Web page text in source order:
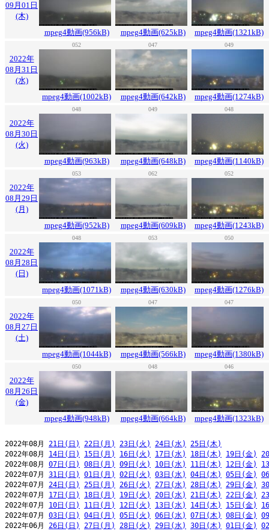
09月01日
(木)
mpeg4動画(956kB)
mpeg4動画(625kB) mpeg4動画(1321kB)
052 047 049
2022年
08月31日
(水)
mpeg4動画(1002kB)
mpeg4動画(642kB) mpeg4動画(1274kB)
048 049 048
2022年
08月30日
(火)
mpeg4動画(963kB)
mpeg4動画(648kB) mpeg4動画(1140kB)
053 062 052
2022年
08月29日
(月)
mpeg4動画(952kB)
mpeg4動画(609kB) mpeg4動画(1243kB)
048 053 050
2022年
08月28日
(日)
mpeg4動画(1071kB)
mpeg4動画(630kB) mpeg4動画(1276kB)
050 047 047
2022年
08月27日
(土)
mpeg4動画(1044kB)
mpeg4動画(566kB) mpeg4動画(1380kB)
050 048 046
2022年
08月26日
(金)
mpeg4動画(948kB)
mpeg4動画(664kB) mpeg4動画(1323kB)
2022年08月 21日(日) 22日(月) 23日(火) 24日(水)
25日(木)
2022年08月 14日(日) 15日(月) 16日(火) 17日(水) 18日(木) 19日(金)
2022年08月 07日(日) 08日(月) 09日(火) 10日(水) 11日(木) 12日(金)
2022年07月 31日(日) 01日(月) 02日(火) 03日(水) 04日(木) 05日(金)
2022年07月 24日(日) 25日(月) 26日(火) 27日(水) 28日(木) 29日(金)
2022年07月 17日(日) 18日(月) 19日(火) 20日(水) 21日(木) 22日(金)
2022年07月 10日(日) 11日(月) 12日(火) 13日(水) 14日(木) 15日(金)
2022年07月 03日(日) 04日(月) 05日(火) 06日(水) 07日(木) 08日(金)
2022年06月 26日(日) 27日(月) 28日(火) 29日(水) 30日(木) 01日(金)